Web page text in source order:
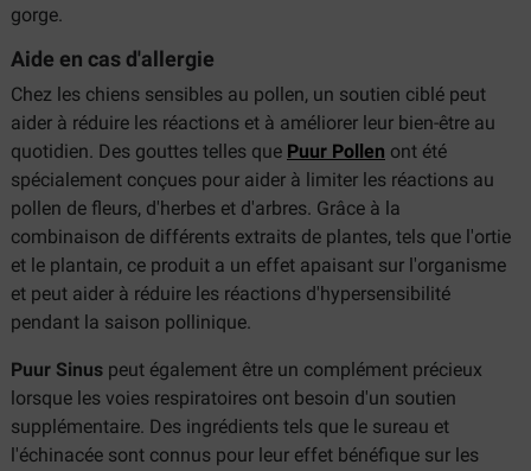
gorge.
Aide en cas d'allergie
Chez les chiens sensibles au pollen, un soutien ciblé peut
aider à réduire les réactions et à améliorer leur bien-être au
quotidien. Des gouttes telles que Puur Pollen ont été
spécialement conçues pour aider à limiter les réactions au
pollen de fleurs, d'herbes et d'arbres. Grâce à la
combinaison de différents extraits de plantes, tels que l'ortie
et le plantain, ce produit a un effet apaisant sur l'organisme
et peut aider à réduire les réactions d'hypersensibilité
pendant la saison pollinique.
Puur Sinus peut également être un complément précieux
lorsque les voies respiratoires ont besoin d'un soutien
supplémentaire. Des ingrédients tels que le sureau et
l'échinacée sont connus pour leur effet bénéfique sur les